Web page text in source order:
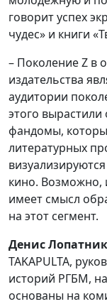
говорит успех
чудес» и книги
– Поколение Z в
издательства
аудитории
этого
фандомы,
литературных
кино. Возможно,
имеет смысл
на этот сегмент.
Денис
TAKAPULTA,
историй РГБМ,
основаны на